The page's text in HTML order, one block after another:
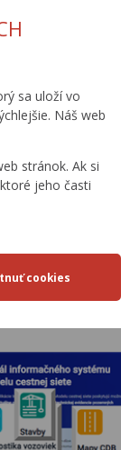
sa uloží vo
Náš web
stránok. Ak si
jeho časti
MAPY
CESTNEJ